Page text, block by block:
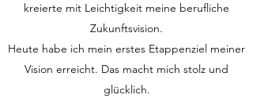
kreierte mit Leichtigkeit meine berufliche
Zukunftsvision.
Heute habe ich mein erstes Etappenziel meiner
Vision erreicht. Das macht mich stolz und
glücklich.